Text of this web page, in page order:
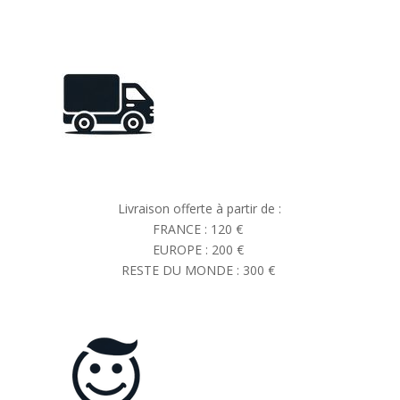
Livraison offerte à partir de :
FRANCE : 120 €
EUROPE : 200 €
RESTE DU MONDE : 300 €